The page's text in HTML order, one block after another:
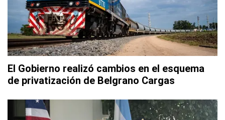
El Gobierno realizó cambios en el esquema
de privatización de Belgrano Cargas